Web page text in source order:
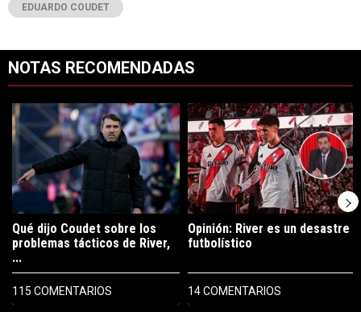
EDUARDO COUDET
NOTAS RECOMENDADAS
Un artículo de tendencia con el título "Qué dijo Coudet sobre los
Qué dijo Coudet sobre los
problemas tácticos de River,
...
115 COMENTARIOS
Un artículo de tendencia con el
Opinión: River es un desastre
futbolístico
14 COMENTARIOS